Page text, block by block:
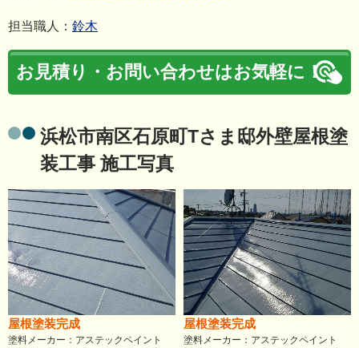
担当職人： 鈴木
お見積り・お問い合わせはお気軽に！
浜松市南区石原町Tさま邸外壁屋根塗
装工事 施工写真
屋根塗装完成
塗料メーカー：アステックペイント
屋根塗装完成
塗料メーカー：アステックペイント